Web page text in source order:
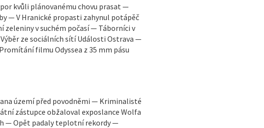
kvůli plánovanému chovu prasat —
— V Hranické propasti zahynul potápěč
v suchém počasí — Táborníci v
ze sociálních sítí Události Ostrava —
filmu Odyssea z 35 mm pásu
území před povodněmi — Kriminalisté
zástupce obžaloval exposlance Wolfa
— Opět padaly teplotní rekordy —